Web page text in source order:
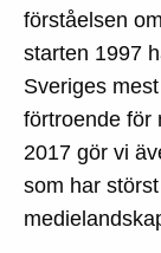
förståelsen
starten 1997
Sveriges
förtroende för
2017 gör vi
som har